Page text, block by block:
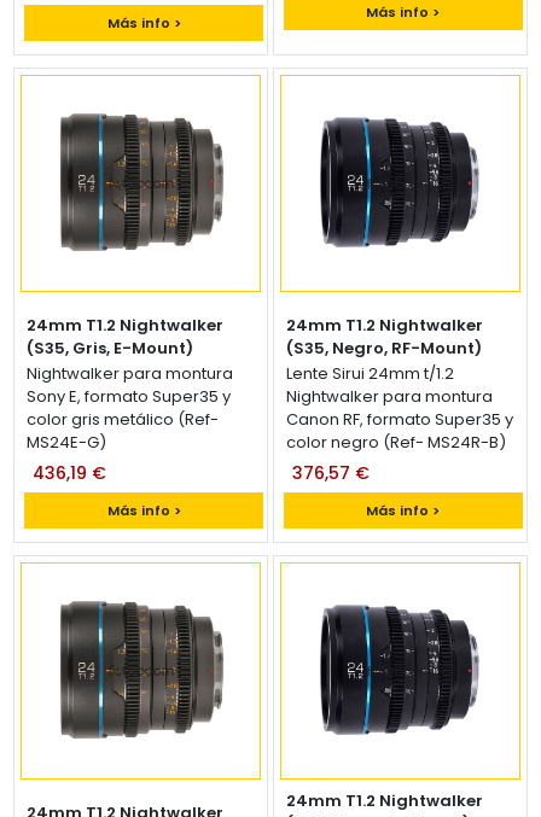
Más info >
Más info >
24mm T1.2 Nightwalker
(S35, Gris, E-Mount)
Lente Sirui 24mm t/1.2
Nightwalker para montura
Sony E, formato Super35 y
color gris metálico (Ref-
MS24E-G)
Más info >
436,19 €
24mm T1.2 Nightwalker
(S35, Negro, RF-Mount)
Lente Sirui 24mm t/1.2
Nightwalker para montura
Canon RF, formato Super35 y
color negro (Ref- MS24R-B)
Más info >
376,57 €
24mm T1.2 Nightwalker